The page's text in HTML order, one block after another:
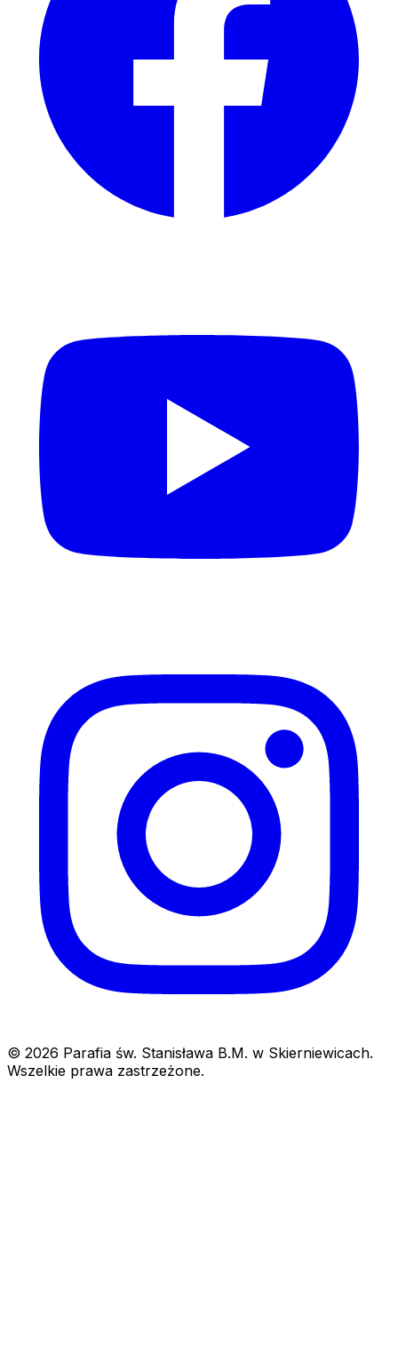
© 2026 Parafia św. Stanisława B.M. w Skierniewicach.
Wszelkie prawa zastrzeżone.